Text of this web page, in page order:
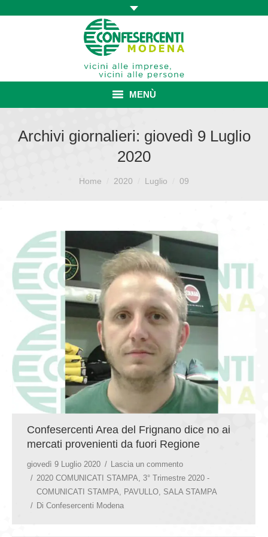
MENÙ
ASSOCIAZIONE
ISCRIZIONE E VANTAGGI
CATEGORIE SINDACALI
SERVIZI
GIOVEDÌ GASTRONOMICI
COMUNICATI E NEWS
CONTATTI
Archivi giornalieri: giovedì 9 Luglio
2020
Home 2020 Luglio 09
Confesercenti Area del Frignano dice no ai
mercati provenienti da fuori Regione
giovedì 9 Luglio 2020
Lascia un commento
2020 COMUNICATI STAMPA, 3° Trimestre 2020 -
COMUNICATI STAMPA, PAVULLO, SALA STAMPA
Di Confesercenti Modena